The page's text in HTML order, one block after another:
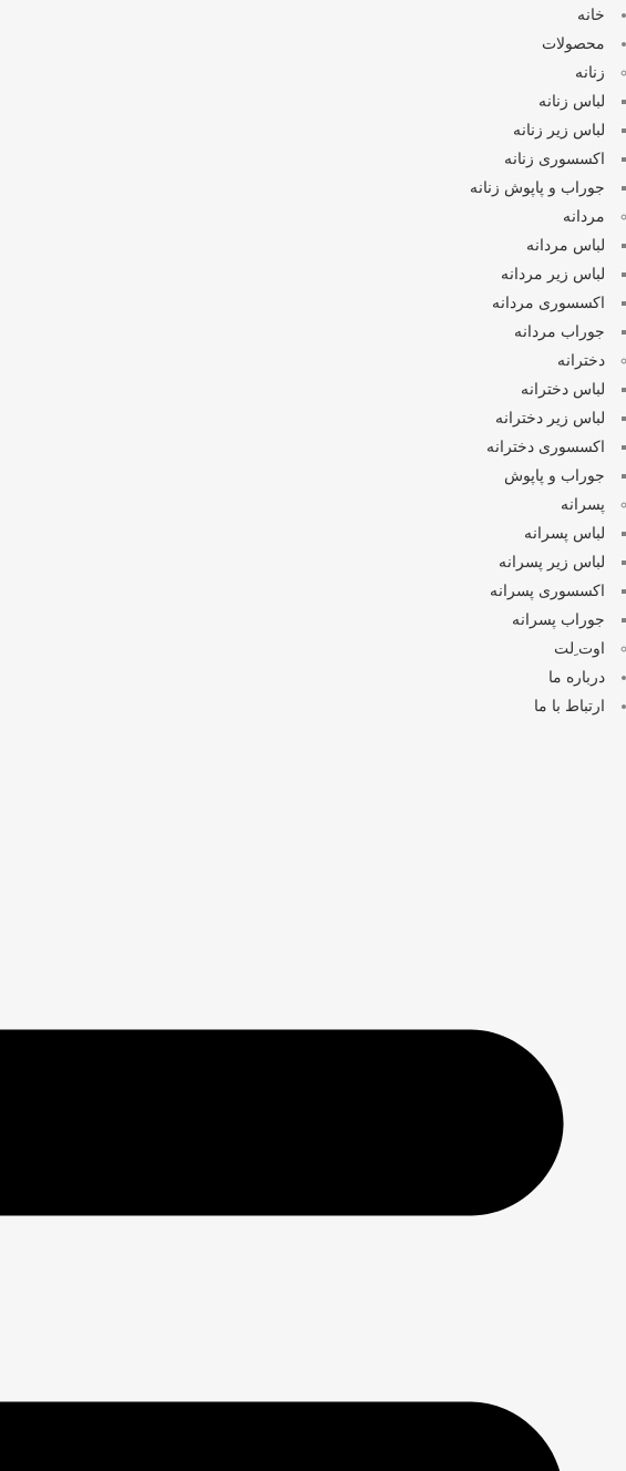
خانه
محصولات
زنانه
لباس زنانه
لباس زیر زنانه
اکسسوری زنانه
جوراب و پاپوش زنانه
مردانه
لباس مردانه
لباس زیر مردانه
اکسسوری مردانه
جوراب مردانه
دخترانه
لباس دخترانه
لباس زیر دخترانه
اکسسوری دخترانه
جوراب و پاپوش
پسرانه
لباس پسرانه
لباس زیر پسرانه
اکسسوری پسرانه
جوراب پسرانه
اوت ِلت
درباره ما
ارتباط با ما